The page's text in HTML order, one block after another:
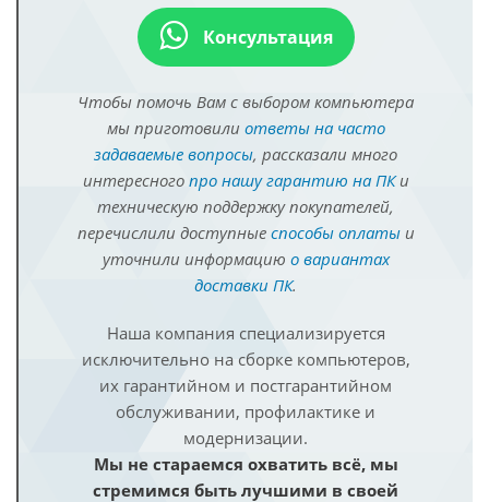
Консультация
Чтобы помочь Вам с выбором компьютера
мы приготовили ответы на часто
задаваемые вопросы, рассказали много
интересного про нашу гарантию на ПКи
техническую поддержку покупателей,
перечислили доступные способы оплатыи
уточнили информацию о вариантах
доставки ПК.
Наша компания специализируется
исключительно на сборке компьютеров,
их гарантийном и постгарантийном
обслуживании, профилактике и
модернизации.
Мы не стараемся охватить всё, мы
стремимся быть лучшими в своей